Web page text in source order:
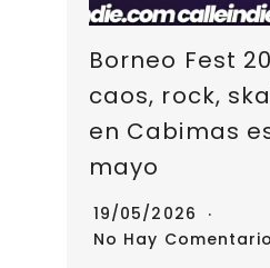
Borneo Fest
caos, rock,
en Cabimas
mayo
19/05/2026
No Hay